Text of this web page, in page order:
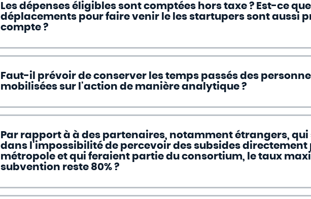
Les dépenses éligibles sont comptées hors taxe ? Est-ce
déplacements pour faire venir le les startupers sont aussi
compte ?
Faut-il prévoir de conserver les temps passés des
mobilisées sur l'action de manière analytique ?
Par rapport à à des partenaires, notamment étrangers,
dans l'impossibilité de percevoir des subsides directement
métropole et qui feraient partie du consortium, le taux
subvention reste 80% ?